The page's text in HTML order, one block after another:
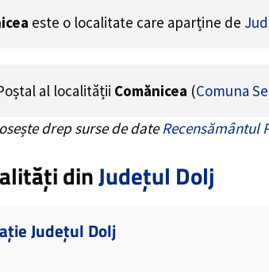
este o localitate care aparține de
al localității Comănicea (Comuna
drep surse de dateRecensământul
dinJudețul Dolj
Județul Dolj